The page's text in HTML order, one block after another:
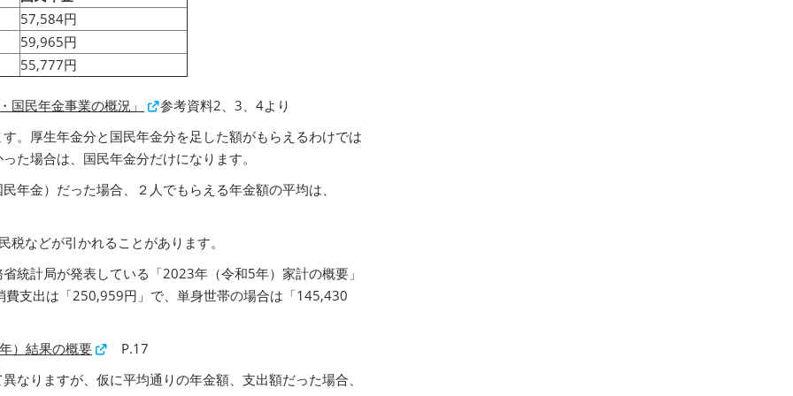
57,584円
59,965円
55,777円
民年金事業の概況」
参考資料2、3、4より
。厚生年金分と国民年金分を足した額がもらえるわけでは
た場合は、国民年金分だけになります。
年金）だった場合、２人でもらえる年金額の平均は、
などが引かれることがあります。
統計局が発表している「2023年（令和5年）家計の概要」
支出は「250,959円」で、単身世帯の場合は「145,430
）結果の概要
P.17
なりますが、仮に平均通りの年金額、支出額だった場合、